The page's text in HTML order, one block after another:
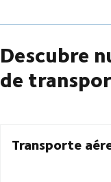
Descubre
de
Transporte